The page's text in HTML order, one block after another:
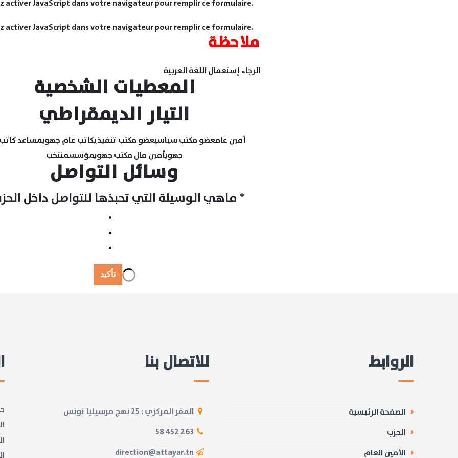
activer JavaScript dans votre navigateur pour remplir ce formulaire.
activer JavaScript dans votre navigateur pour remplir ce formulaire.
ملاحظة
الرجاء إستعمال اللغة العربية
المعطيات الشخصية
التيار الديمقراطي
أمين عامعضو مكتب سياسيعضو مكتب تنفيذيكاتب عام جهويمساعد
جهويأمين مال مكتب جهويمؤسسمنتخب
وسائل التواصل
*
تأكيد
للاتصال بنا
المقر المركزي : 25 نهج مرسيليا تونس
263 452 58
direction@attayar.tn
الروابط
الصفحة الرئيسية
الحزب
الأمين العام